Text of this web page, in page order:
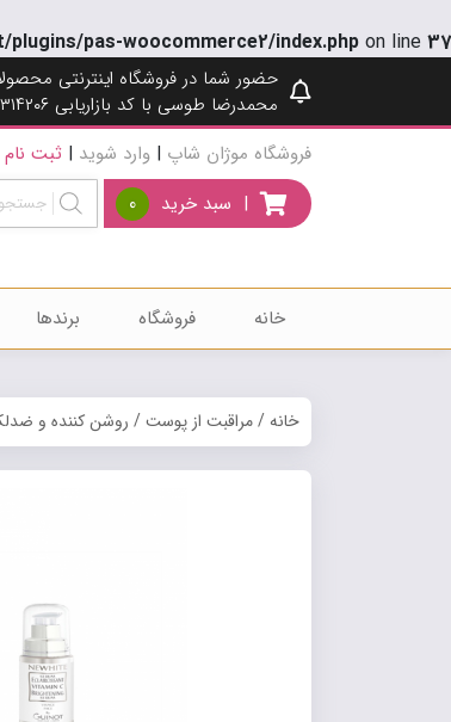
pas-woocommerce2/index.php on line 37
حضور شما در فروشگاه اینترنتی
محمدرضا طوسی با کد بازاریابی ۳۱۴۲۰۶ است.
فروشگاه موژان شاپ | وارد شوید | ثبت نام
| سبد خرید 0
خانه فروشگاه برندها
خانه/مراقبت از پوست/ روشن کننده و